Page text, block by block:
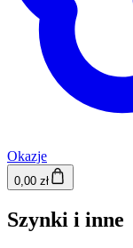
Okazje
0,00 zł
Szynki i inne